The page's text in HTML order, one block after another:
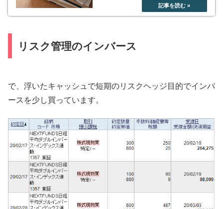
リスク管理のインバース
で、浮いたキャッシュで短期のリスクヘッジ目的でインバ
ースを少し買っています。